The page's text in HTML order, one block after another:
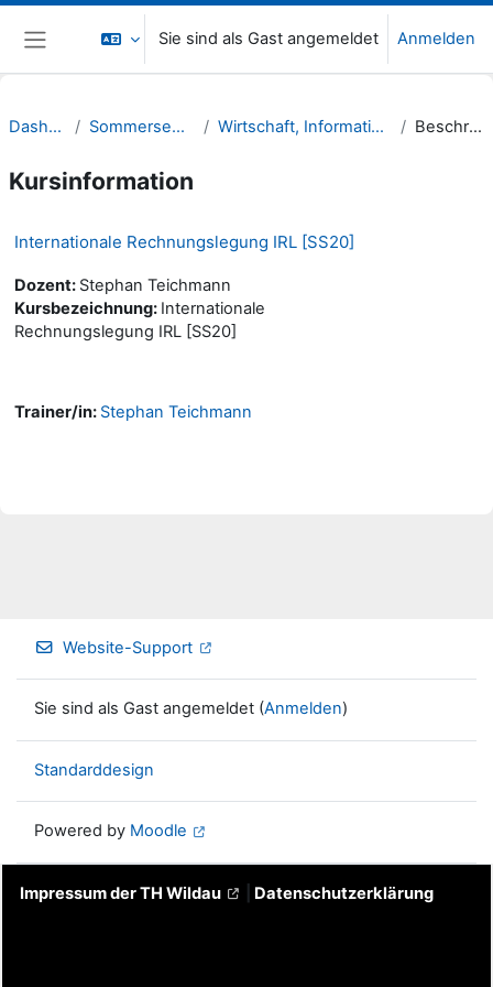
Zum Hauptinhalt
Website-Übersicht
Sie sind als Gast angemeldet Anmelden
Dashboard Sommersemester 20 Wirtschaft, Informatik, Recht (WIR) Beschreibung
Kursinformation
Internationale Rechnungslegung IRL [SS20]
Dozent: Stephan Teichmann
Kursbezeichnung: Internationale
Rechnungslegung IRL [SS20]
Trainer/in: Stephan Teichmann
Website-Support
Sie sind als Gast angemeldet (Anmelden)
Standarddesign
Powered by Moodle
Impressum der TH Wildau Datenschutzerklärung